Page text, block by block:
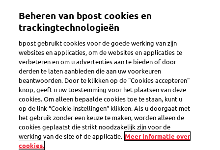
inhoud
Toggle navigation
Er is een probleem
Ik heb enkele Direct
Mails teruggekregen
Beheren van bpost cookies en
trackingtechnologieën
bpost gebruikt cookies voor de goede werking van zijn
websites en applicaties, om de websites en applicaties te
verbeteren en om u advertenties aan te bieden of door
derden te laten aanbieden die aan uw voorkeuren
beantwoorden. Door te klikken op de "Cookies accepteren"
knop, geeft u uw toestemming voor het plaatsen van deze
cookies. Om alleen bepaalde cookies toe te staan, kunt u
op de link “Cookie-instellingen” klikken. Als u doorgaat met
het gebruik zonder een keuze te maken, worden alleen de
cookies geplaatst die strikt noodzakelijk zijn voor de
werking van de site of de applicatie. Meer informatie over
cookies.